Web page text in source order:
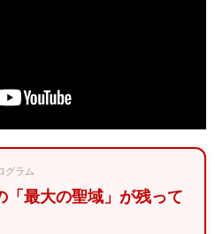
グラム
「最大の聖域」が残って